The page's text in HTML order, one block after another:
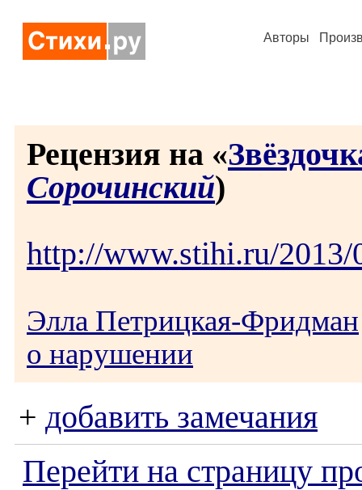
Авторы
Рецензия на «
Сорочинский)
http://www.stihi.ru/2013/
Элла Петрицкая-Фридман
о нарушении
+ добавить замечания
Перейти на страницу